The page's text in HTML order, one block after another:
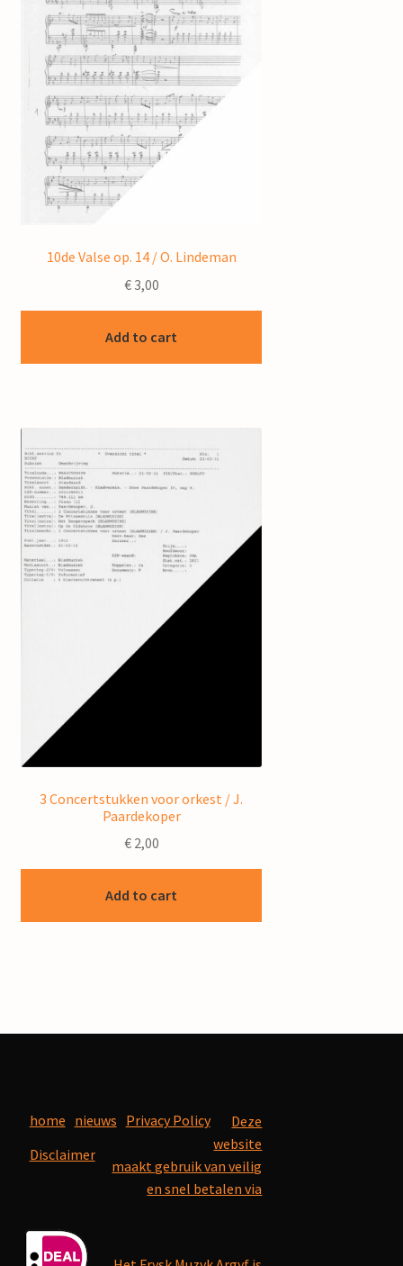
10de Valse op. 14 / O. Lindeman
€3,00
Add to cart
3 Concertstukken voor orkest / J.
Paardekoper
€2,00
Add to cart
home nieuws Privacy Policy
Disclaimer
Deze
website
maakt gebruik van veilig
en snel betalen via